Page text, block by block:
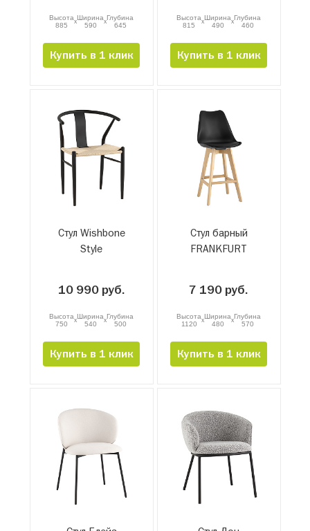
Высота
885
xШирина
590
xГлубина
645
Купить в 1 клик
Высота
815
xШирина
490
xГлубина
460
Купить в 1 клик
Стул Wishbone
Style
10 990 руб.
Высота
750
xШирина
540
xГлубина
500
Купить в 1 клик
Стул барный
FRANKFURT
7 190 руб.
Высота
1120
xШирина
480
xГлубина
570
Купить в 1 клик